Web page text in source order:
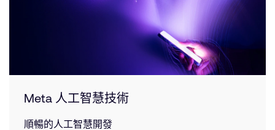
Meta 人工智慧技術
順暢的人工智慧開發